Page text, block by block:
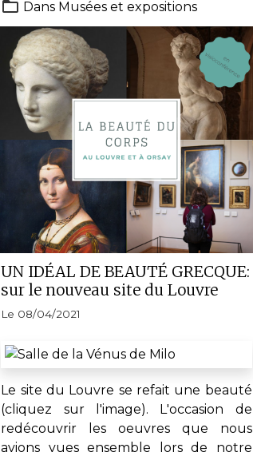
Dans Musées et expositions
UN IDÉAL DE BEAUTÉ GRECQUE:
sur le nouveau site du Louvre
Le 08/04/2021
Le site du Louvre se refait une beauté
(cliquez sur l'image). L'occasion de
redécouvrir les oeuvres que nous
avions vues ensemble lors de notre